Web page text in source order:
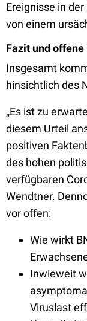
Ereignisse in
von einem
Fazit und offene
Insgesamt
hinsichtlich des
„Es ist zu
diesem Urteil
positiven
des hohen
verfügbaren
Wendtner.
vor offen:
Wie wirkt
Inwieweit
Viruslast